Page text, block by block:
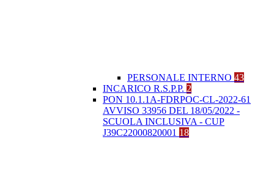
PERSONALE INTERNO 43
INCARICO R.S.P.P. 2
PON 10.1.1A-FDRPOC-CL-2022-61
AVVISO 33956 DEL 18/05/2022 -
SCUOLA INCLUSIVA - CUP
J39C22000820001 18